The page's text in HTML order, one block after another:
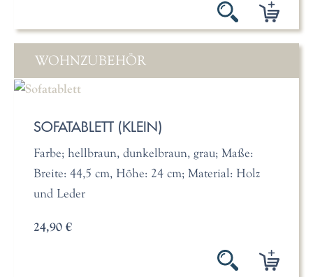
WOHNZUBEHÖR
SOFATABLETT (KLEIN)
Farbe; hellbraun, dunkelbraun, grau; Maße:
Breite: 44,5 cm, Höhe: 24 cm; Material: Holz
und Leder
24,90 €